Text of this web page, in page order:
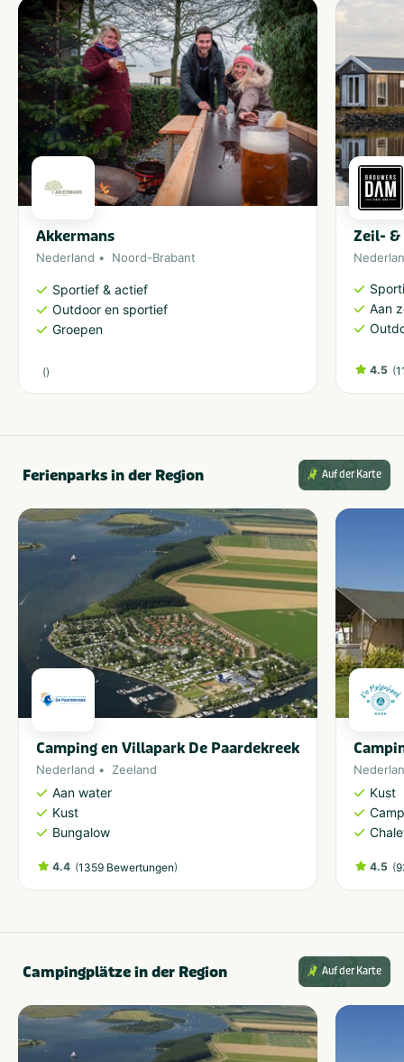
Akkermans
Nederland Noord-Brabant
Sportief & actief
Outdoor en sportief
Groepen
()
Zeil-
Aan
4.5 (
Ferienparks in der Region Auf der Karte
Camping en Villapark De Paardekreek
Nederland Zeeland
Aan water
Kust
Bungalow
4.4 (1359 Bewertungen)
Kust
4.5 (
Campingplätze in der Region Auf der Karte